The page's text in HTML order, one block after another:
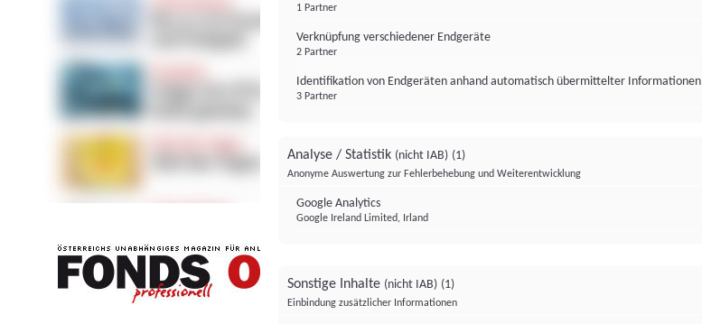
1 Partner
Verknüpfung verschiedener Endgeräte
2 Partner
Identifikation von Endgeräten anhand automatisch übermittelter Informationen
3 Partner
Analyse / Statistik (nicht IAB) (1)
Anonyme Auswertung zur Fehlerbehebung und Weiterentwicklung
Google Analytics
Google Ireland Limited, Irland
Sonstige Inhalte (nicht IAB) (1)
Einbindung zusätzlicher Informationen